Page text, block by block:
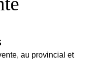
au provincial et